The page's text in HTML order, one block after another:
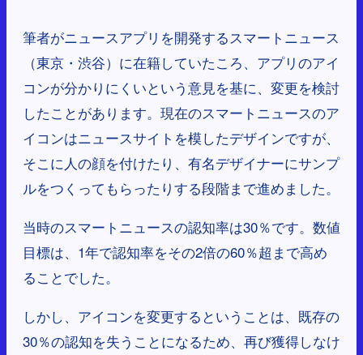
筆者がニュースアプリを開発するスマートニュース
（東京・渋谷）に在籍していたころ、アプリのアイ
コンが分かりにくいという意見を基に、変更を検討
したことがあります。現在のスマートニュースのア
イコンはニュースサイトを模したデザインですが、
そこに人の顔を付けたり、有名デザイナーにサンプ
ルをつくってもらったりする段階まで進めました。
当時のスマートニュースの認知率は30％です。数値
目標は、1年で認知率をその2倍の60％超まで高め
ることでした。
しかし、アイコンを変更するということは、既存の
30％の認知を失うことになるため、再び獲得しなけ